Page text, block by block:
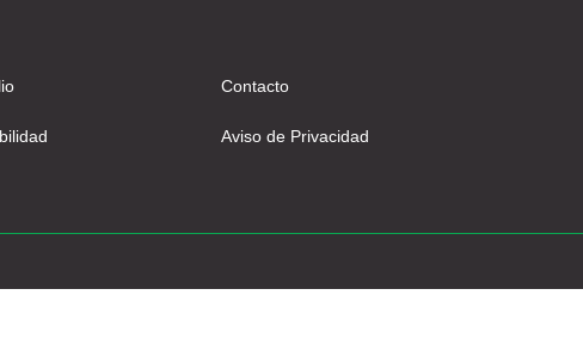
Contacto
Aviso de Privacidad